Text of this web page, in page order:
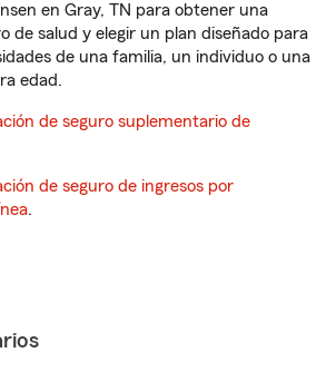
en Gray, TN para obtener una
de salud y elegir un plan diseñado para
de una familia, un individuo o una
edad.
de seguro suplementario de
de seguro de ingresos por
.